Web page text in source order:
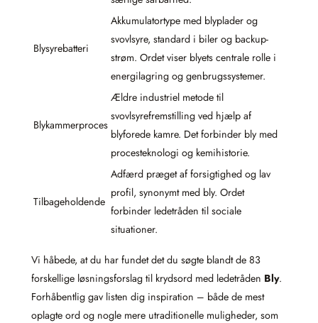
Blysyrebatteri
Akkumulatortype med blyplader og
svovlsyre, standard i biler og backup-
strøm. Ordet viser blyets centrale rolle i
energilagring og genbrugssystemer.
Blykammerproces
Ældre industriel metode til
svovlsyrefremstilling ved hjælp af
blyforede kamre. Det forbinder bly med
proces­teknologi og kemihistorie.
Tilbageholdende
Adfærd præget af forsigtighed og lav
profil, synonymt med bly. Ordet
forbinder ledetråden til sociale
situationer.
Vi håbede, at du har fundet det du søgte blandt de 83
forskellige løsningsforslag til krydsord med ledetråden Bly.
Forhåbentlig gav listen dig inspiration – både de mest
oplagte ord og nogle mere utraditionelle muligheder, som